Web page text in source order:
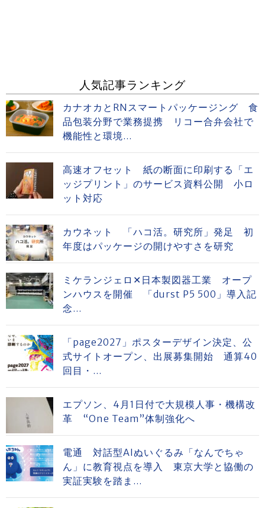
人気記事ランキング
カナオカとRNスマートパッケージング 食
品包装分野で業務提携 リコー合弁会社で
機能性と環境...
高速オフセット 紙の断面に印刷する「エ
ッジプリント」のサービス資料公開 小ロ
ット対応
カウネット 「ハコ活。研究所」発足 初
年度はパッケージの開けやすさを研究
ミケランジェロ✕日本製図器工業 オープ
ンハウスを開催 「durst P5 500」導入記
念...
「page2027」ポスターデザイン決定、公
式サイトオープン、出展募集開始 通算40
回目・...
エプソン、4月1日付で大規模人事・機構改
革 “One Team”体制強化へ
電通 対話型AIぬいぐるみ「なんでちゃ
ん」に教育視点を導入 東京大学と協働の
実証実験を踏ま...